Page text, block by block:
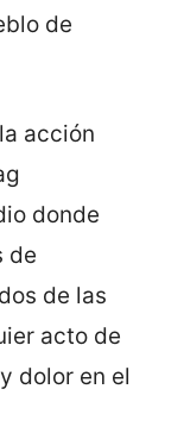
de
acción
donde
de
de las
acto de
dolor en el